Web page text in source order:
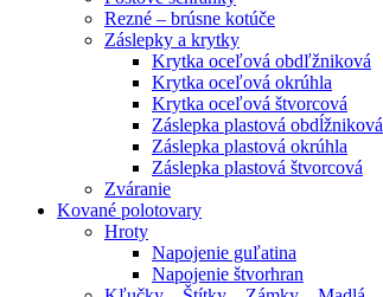
Rezné – brúsne kotúče
Záslepky a krytky
Krytka oceľová obdľžniková
Krytka oceľová okrúhla
Krytka oceľová štvorcová
Záslepka plastová obdĺžniková
Záslepka plastová okrúhla
Záslepka plastová štvorcová
Zváranie
Kované polotovary
Hroty
Napojenie guľatina
Napojenie štvorhran